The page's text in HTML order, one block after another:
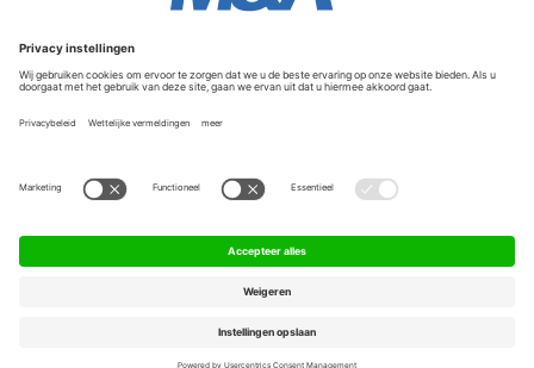
Service & Contact
Contact
FAQ
Werken bij ons
Algemene Voorwaarden